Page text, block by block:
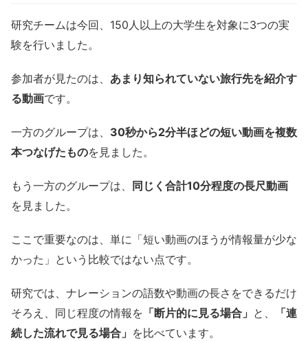
研究チームは今回、150人以上の大学生を対象に3つの実
験を行いました。
参加者が見たのは、 あまり知られていない旅行先を紹介す
る動画です。
一方のグループは、 30秒から2分半ほどの短い動画を複数
本つなげたものを見ました。
もう一方のグループは、
同じく合計10分程度の長尺動画
を見ました。
ここで重要なのは、単に「短い動画のほうが情報量が少な
かった」という比較ではない点です。
研究では、ナレーションの語数や動画の長さをできるだけ
そろえ、同じ程度の情報を 「断片的に見る場合」 と、
「連
続した流れで見る場合」 を比べています。